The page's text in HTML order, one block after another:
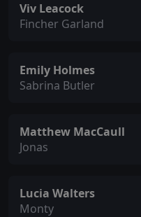
Viv Leacock
Fincher Garland
Emily Holmes
Sabrina Butler
Matthew MacCaull
Jonas
Lucia Walters
Monty